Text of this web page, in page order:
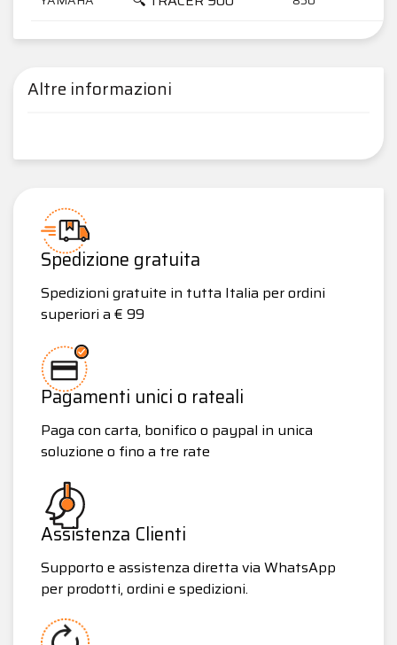
Altre informazioni
Spedizione gratuita
Spedizioni gratuite in tutta Italia per ordini
superiori a € 99
Pagamenti unici o rateali
Paga con carta, bonifico o paypal in unica
soluzione o fino a tre rate
Assistenza Clienti
Supporto e assistenza diretta via WhatsApp
per prodotti, ordini e spedizioni.